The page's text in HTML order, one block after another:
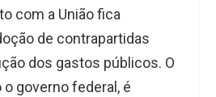
com a União fica
de contrapartidas
dos gastos públicos. O
governo federal, é